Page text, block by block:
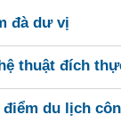
đà dư vị
thuật đích
điểm du lịch